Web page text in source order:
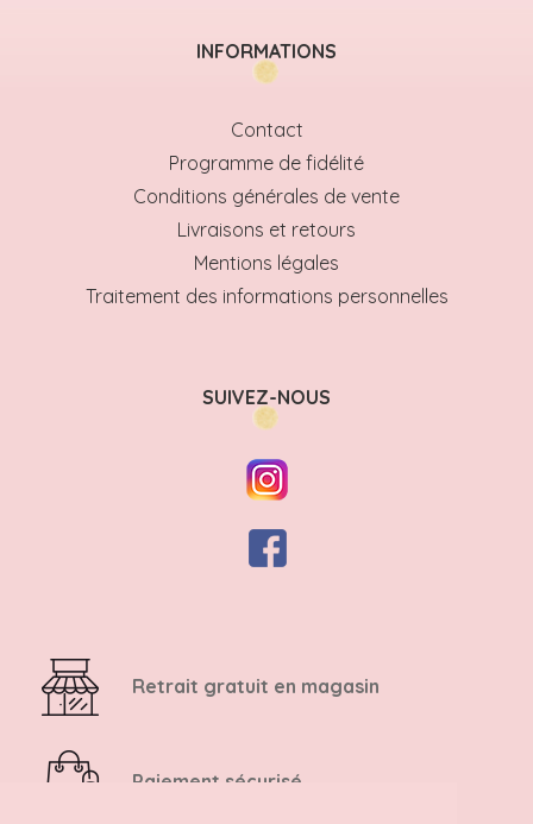
INFORMATIONS
Contact
Programme de fidélité
Conditions générales de vente
Livraisons et retours
Mentions légales
Traitement des informations personnelles
SUIVEZ-NOUS
Retrait gratuit en magasin
Paiement sécurisé